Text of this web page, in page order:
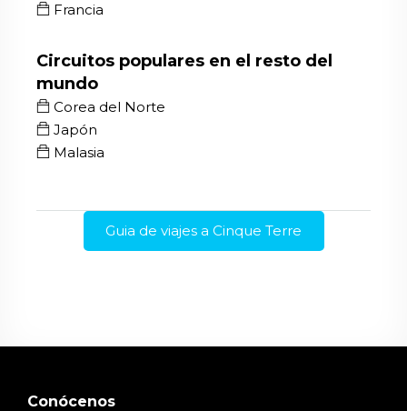
Francia
Circuitos populares en el resto del
mundo
Corea del Norte
Japón
Malasia
Guia de viajes a Cinque Terre
Conócenos